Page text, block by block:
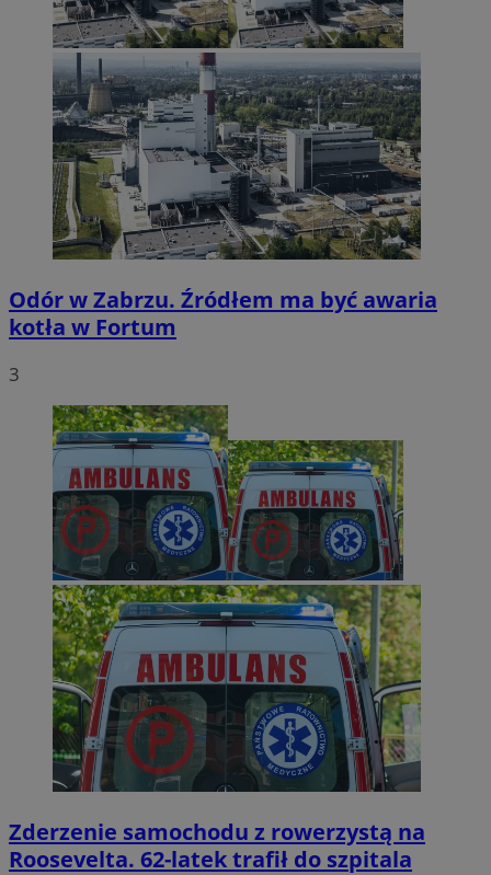
Odór w Zabrzu. Źródłem ma być awaria
kotła w Fortum
3
Zderzenie samochodu z rowerzystą na
Roosevelta. 62-latek trafił do szpitala